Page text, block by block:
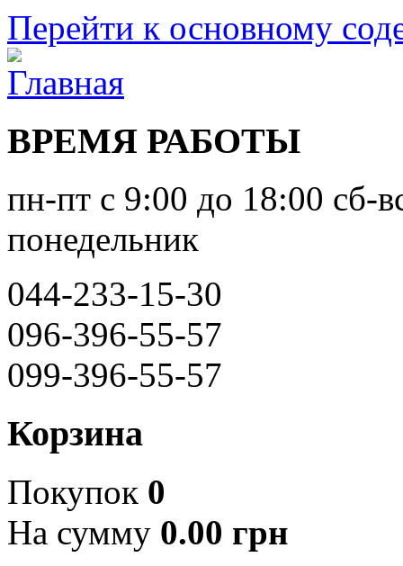
Перейти к основному
ВРЕМЯ РАБОТЫ
пн-пт с 9:00 до 18:00 сб-
понедельник
044-233-15-30
096-396-55-57
099-396-55-57
Корзина
Покупок 0
На сумму 0.00 грн